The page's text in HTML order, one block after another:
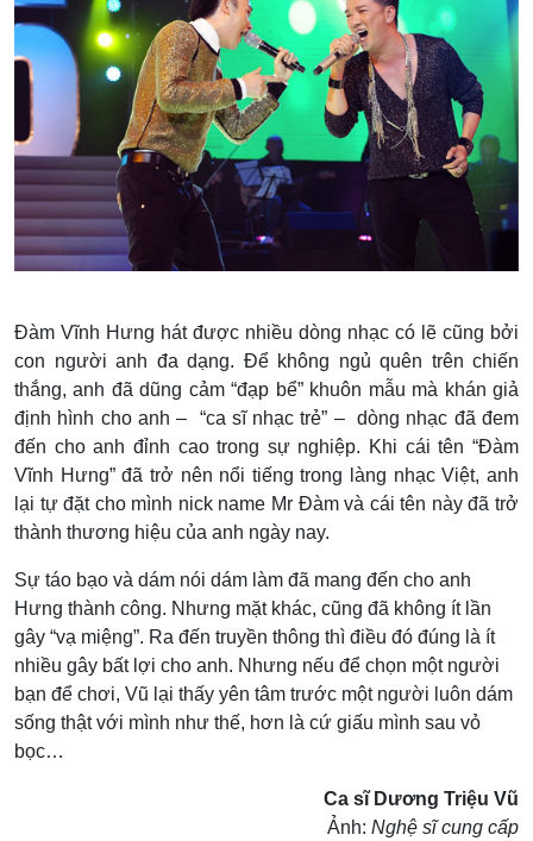
Đàm Vĩnh Hưng hát được nhiều dòng nhạc có lẽ cũng bởi
con người anh đa dạng. Để không ngủ quên trên chiến
thắng, anh đã dũng cảm “đạp bể” khuôn mẫu mà khán giả
định hình cho anh – “ca sĩ nhạc trẻ” – dòng nhạc đã đem
đến cho anh đỉnh cao trong sự nghiệp. Khi cái tên “Đàm
Vĩnh Hưng” đã trở nên nổi tiếng trong làng nhạc Việt, anh
lại tự đặt cho mình nick name Mr Đàm và cái tên này đã trở
thành thương hiệu của anh ngày nay.
Sự táo bạo và dám nói dám làm đã mang đến cho anh
Hưng thành công. Nhưng mặt khác, cũng đã không ít lần
gây “vạ miệng”. Ra đến truyền thông thì điều đó đúng là ít
nhiều gây bất lợi cho anh. Nhưng nếu để chọn một người
bạn để chơi, Vũ lại thấy yên tâm trước một người luôn dám
sống thật với mình như thế, hơn là cứ giấu mình sau vỏ
bọc…
Ca sĩ Dương Triệu Vũ
Ảnh: Nghệ sĩ cung cấp